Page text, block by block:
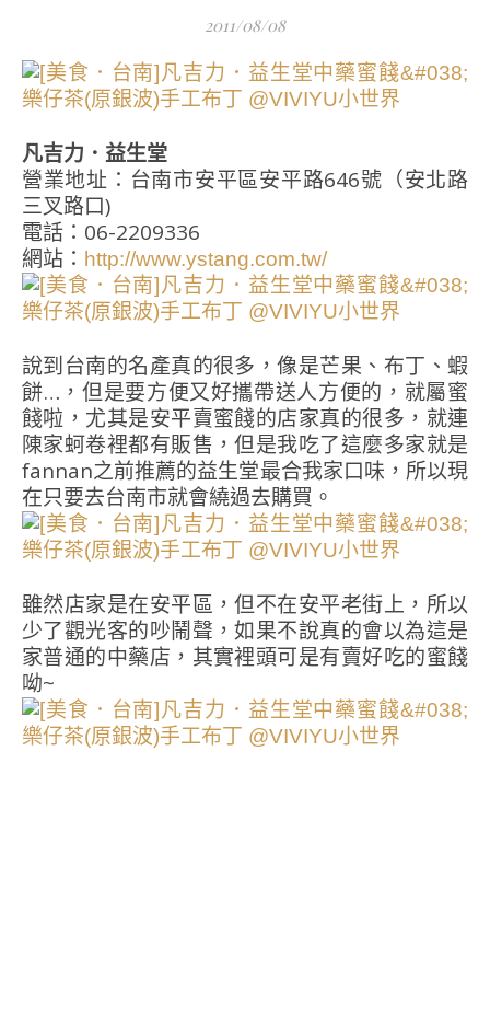
2011/08/08
凡吉力．益生堂
營業地址： 台南市安平區安平路646號（安北路
三叉路口)
電話：06-2209336
網站： http://www.ystang.com.tw/
說到台南的名產真的很多，像是芒果、布丁、蝦
餅…，但是要方便又好攜帶送人方便的，就屬蜜
餞啦，尤其是安平賣蜜餞的店家真的很多，就連
陳家蚵卷裡都有販售，但是我吃了這麼多家就是
fannan之前推薦的益生堂最合我家口味，所以現
在只要去台南市就會繞過去購買。
雖然店家是在安平區，但不在安平老街上，所以
少了觀光客的吵鬧聲，如果不說真的會以為這是
家普通的中藥店，其實裡頭可是有賣好吃的蜜餞
呦~